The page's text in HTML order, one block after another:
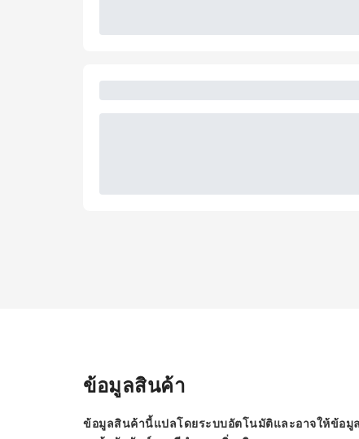
ข้อมูลสินค้า
ข้อมูลสินค้านี้แปลโดยระบบอัตโนมัติและอาจให้ข้อ